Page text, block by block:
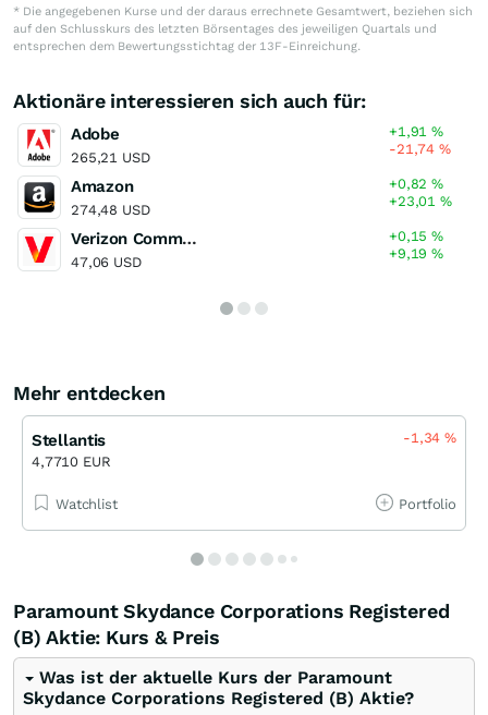
* Die angegebenen Kurse und der daraus errechnete Gesamtwert, beziehen sich
auf den Schlusskurs des letzten Börsentages des jeweiligen Quartals und
entsprechen dem Bewertungsstichtag der 13F-Einreichung.
Aktionäre interessieren sich auch für:
Adobe
265,21 USD
+1,91%
-21,74%
Amazon
274,48 USD
+0,82%
+23,01%
Verizon Communications
47,06 USD
+0,15%
+9,19%
Mehr entdecken
Stellantis
4,7710 EUR
-1,34%
Watchlist Portfolio
Paramount Skydance Corporations Registered
(B) Aktie: Kurs & Preis
Was ist der aktuelle Kurs der Paramount
Skydance Corporations Registered (B) Aktie?